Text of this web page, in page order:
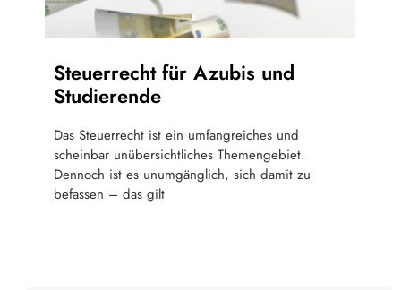
Steuerrecht für Azubis und
Studierende
Das Steuerrecht ist ein umfangreiches und
scheinbar unübersichtliches Themengebiet.
Dennoch ist es unumgänglich, sich damit zu
befassen – das gilt